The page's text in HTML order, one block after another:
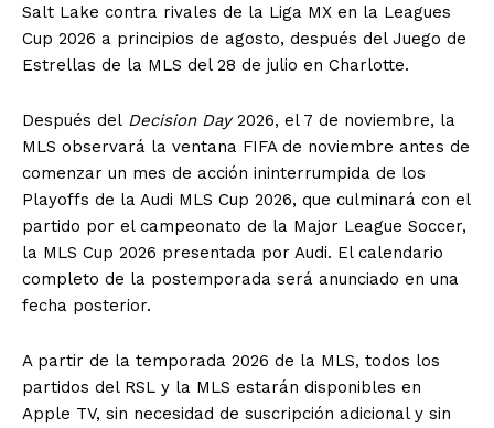
Salt Lake contra rivales de la Liga MX en la Leagues
Cup 2026 a principios de agosto, después del Juego de
Estrellas de la MLS del 28 de julio en Charlotte.
Después del Decision Day2026, el 7 de noviembre, la
MLS observará la ventana FIFA de noviembre antes de
comenzar un mes de acción ininterrumpida de los
Playoffs de la Audi MLS Cup 2026, que culminará con el
partido por el campeonato de la Major League Soccer,
la MLS Cup 2026 presentada por Audi. El calendario
completo de la postemporada será anunciado en una
fecha posterior.
A partir de la temporada 2026 de la MLS, todos los
partidos del RSL y la MLS estarán disponibles en
Apple TV, sin necesidad de suscripción adicional y sin